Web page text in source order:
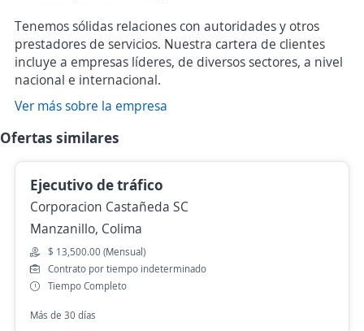
Tenemos sólidas relaciones con autoridades y otros
prestadores de servicios. Nuestra cartera de clientes
incluye a empresas líderes, de diversos sectores, a nivel
nacional e internacional.
Ver más sobre la empresa
Ofertas similares
Ejecutivo de tráfico
Corporacion Castañeda SC
Manzanillo, Colima
$ 13,500.00 (Mensual)
Contrato por tiempo indeterminado
Tiempo Completo
Más de 30 días